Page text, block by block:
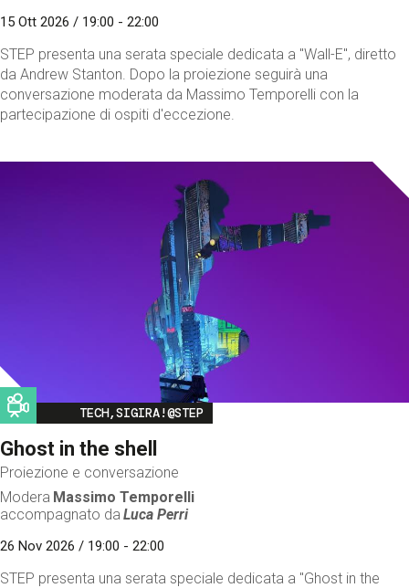
15 Ott 2026 / 19:00 - 22:00
STEP presenta una serata speciale dedicata a "Wall-E", diretto
da Andrew Stanton. Dopo la proiezione seguirà una
conversazione moderata da Massimo Temporelli con la
partecipazione di ospiti d'eccezione.
Image
TECH,SIGIRA!@STEP
Ghost in the shell
Proiezione e conversazione
Modera Massimo Temporelli
accompagnato da Luca Perri
26 Nov 2026 / 19:00 - 22:00
STEP presenta una serata speciale dedicata a "Ghost in the